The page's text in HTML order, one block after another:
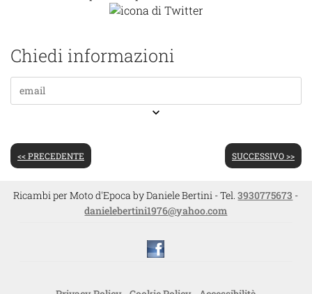
Chiedi informazioni
keyboard_arrow_down
<< PRECEDENTE SUCCESSIVO >>
Ricambi per Moto d'Epoca by Daniele Bertini - Tel.3930775673 -
danielebertini1976@yahoo.com